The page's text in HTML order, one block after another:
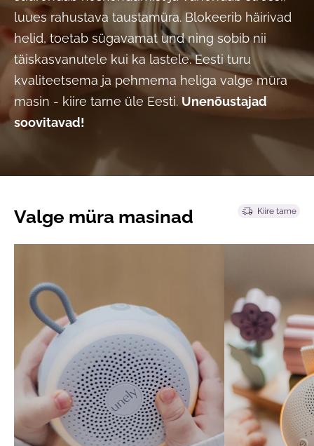
luues rahustava taustamüra. Blokeerib häirivad
helid, toetab sügavamat und ning sobib nii
täiskasvanutele kui ka lastele. Eesti turu
kvaliteetsema ja pehmema heliga valge müra
masin - kiire tarne üle Eesti. Unenõustajad
soovitavad!
Valge müra masinad